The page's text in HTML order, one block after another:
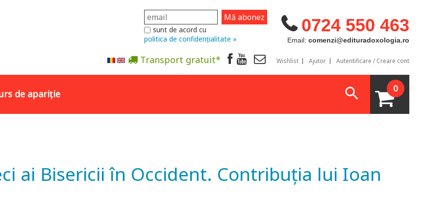
0724 550 463
Email: comenzi@edituradoxologia.ro
sunt de acord cu
politica de confidențialitate »
Transport gratuit* Wishlist Ajutor Autentificare / Creare cont
de apariție 0
ai Bisericii în Occident. Contribuția lui Ioan